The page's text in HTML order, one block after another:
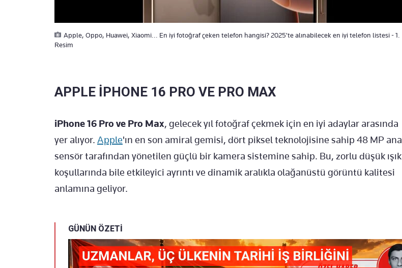
Apple, Oppo, Huawei, Xiaomi... En iyi fotoğraf çeken telefon hangisi? 2025'te alınabilecek en iyi telefon listesi - 1.
Resim
APPLE İPHONE 16 PRO VE PRO MAX
iPhone 16 Pro ve Pro Max, gelecek yıl fotoğraf çekmek için en iyi adaylar arasında
yer alıyor. Apple'ın en son amiral gemisi, dört piksel teknolojisine sahip 48 MP ana
sensör tarafından yönetilen güçlü bir kamera sistemine sahip. Bu, zorlu düşük ışık
koşullarında bile etkileyici ayrıntı ve dinamik aralıkla olağanüstü görüntü kalitesi
anlamına geliyor.
GÜNÜN ÖZETİ